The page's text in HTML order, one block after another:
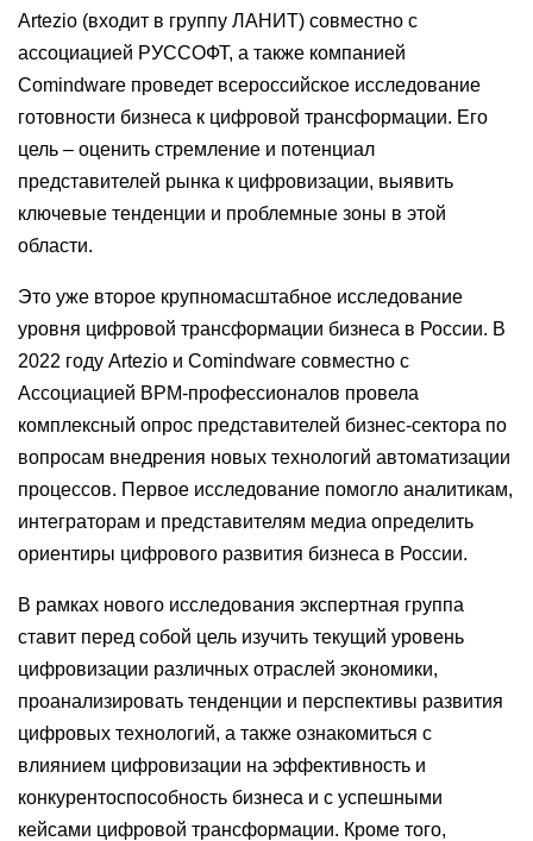
Artezio (входит в группу ЛАНИТ) совместно с
ассоциацией РУССОФТ, а также компанией
Comindware проведет всероссийское исследование
готовности бизнеса к цифровой трансформации. Его
цель ‒ оценить стремление и потенциал
представителей рынка к цифровизации, выявить
ключевые тенденции и проблемные зоны в этой
области.
Это уже второе крупномасштабное исследование
уровня цифровой трансформации бизнеса в России. В
2022 году Artezio и Comindware совместно с
Ассоциацией BPM-профессионалов провела
комплексный опрос представителей бизнес-сектора по
вопросам внедрения новых технологий автоматизации
процессов. Первое исследование помогло аналитикам,
интеграторам и представителям медиа определить
ориентиры цифрового развития бизнеса в России.
В рамках нового исследования экспертная группа
ставит перед собой цель изучить текущий уровень
цифровизации различных отраслей экономики,
проанализировать тенденции и перспективы развития
цифровых технологий, а также ознакомиться с
влиянием цифровизации на эффективность и
конкурентоспособность бизнеса и с успешными
кейсами цифровой трансформации. Кроме того,